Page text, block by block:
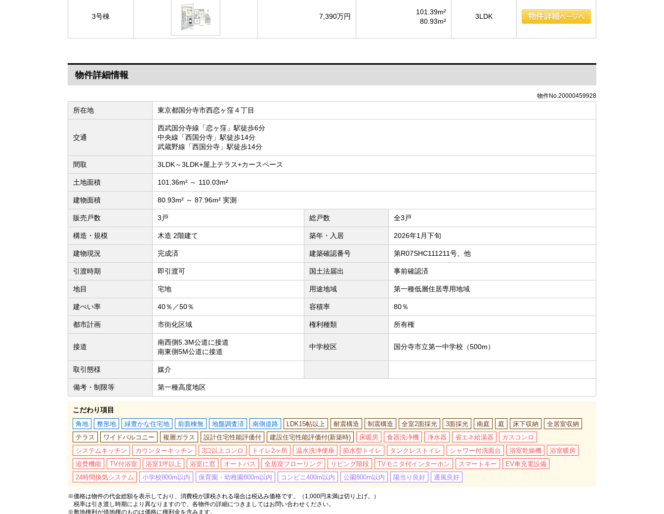
3号棟 7,390万円
101.39m²
80.93m²
3LDK
物件詳細情報
物件No.20000459928
所在地 東京都国分寺市西恋ヶ窪４丁目
交通
西武国分寺線「恋ヶ窪」駅徒歩6分
中央線「西国分寺」駅徒歩14分
武蔵野線「西国分寺」駅徒歩14分
間取 3LDK～3LDK+屋上テラス+カースペース
土地面積 101.36m² ～ 110.03m²
建物面積 80.93m² ～ 87.96m² 実測
販売戸数 3戸 総戸数 全3戸
構造・規模 木造 2階建て 築年・入居 2026年1月下旬
建物現況 完成済 建築確認番号 第R07SHC111211号、他
引渡時期 即引渡可 国土法届出 事前確認済
地目 宅地 用途地域 第一種低層住居専用地域
建ぺい率 40％／50％ 容積率 80％
都市計画 市街化区域 権利種類 所有権
接道
南西側5.3M公道に接道
南東側5M公道に接道
中学校区 国分寺市立第一中学校（500m）
取引態様 媒介
備考・制限等 第一種高度地区
こだわり項目
角地 整形地 緑豊かな住宅地 前面棟無 地盤調査済 南側道路 LDK15帖以上 耐震構造 制震構造 全室2面採光 3面採光 南庭 庭 床下収納
全居室収納
テラス
ワイドバルコニー 複層ガラス 設計住宅性能評価付 建設住宅性能評価付(新築時) 床暖房 食器洗浄機 浄水器 省エネ給湯器
ガスコンロ
システムキッチン
カウンターキッチン 3口以上コンロ トイレ2ヶ所 温水洗浄便座 節水型トイレ タンクレストイレ シャワー付洗面台 浴室乾燥機
浴室暖房
追焚機能
TV付浴室 浴室1坪以上 浴室に窓 オートバス 全居室フローリング リビング階段 TVモニタ付インターホン スマートキー
EV車充電設備
24時間換気システム
小学校800m以内 保育園・幼稚園800m以内 コンビニ400m以内 公園800m以内 陽当り良好 通風良好
※価格は物件の代金総額を表示しており、消費税が課税される場合は税込み価格です。（1,000円未満は切り上げ。）
税率は引き渡し時期により異なりますので、各物件の詳細につきましてはお問い合わせください。
※敷地権利が借地権のものは価格に権利金を含みます。